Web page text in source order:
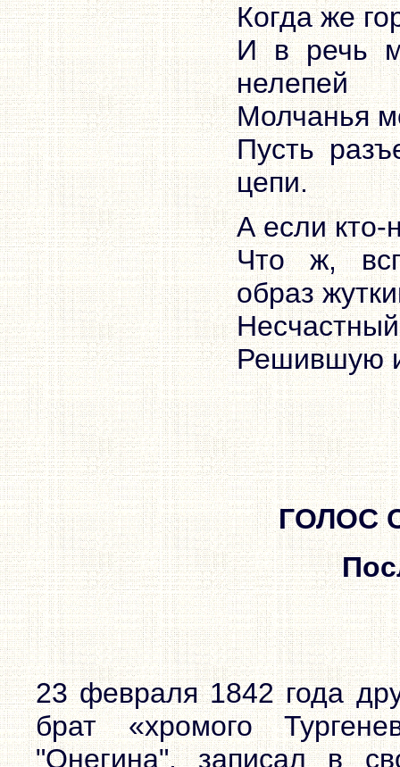
Когда же
И в речь
нелепей
Молчанья
Пусть
цепи.
А если кто-
Что ж,
образ
Решившую
ГОЛОС
23 февраля 1842 года
брат «хромого
"Онегина", записал в